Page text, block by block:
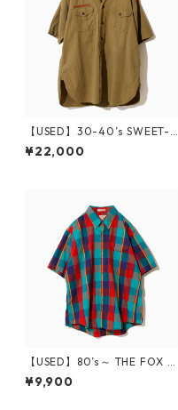
【USED】30-40’s SWEET-O
RR BSA No Collar Shirt Chan
ge Button 15
¥22,000
【USED】80’s～ THE FOX C
OLLECTION S/S BD Shirt XL
¥9,900